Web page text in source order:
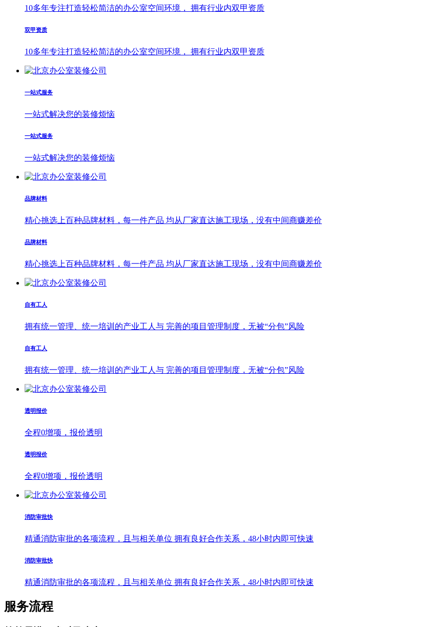
10多年专注打造轻松简洁的办公室空间环境， 拥有行业内双甲资质
双甲资质
10多年专注打造轻松简洁的办公室空间环境， 拥有行业内双甲资质
一站式服务
一站式解决您的装修烦恼
一站式服务
一站式解决您的装修烦恼
品牌材料
精心挑选上百种品牌材料，每一件产品 均从厂家直达施工现场，没有中间商赚差价
品牌材料
精心挑选上百种品牌材料，每一件产品 均从厂家直达施工现场，没有中间商赚差价
自有工人
拥有统一管理、统一培训的产业工人与 完善的项目管理制度，无被“分包”风险
自有工人
拥有统一管理、统一培训的产业工人与 完善的项目管理制度，无被“分包”风险
透明报价
全程0增项，报价透明
透明报价
全程0增项，报价透明
消防审批快
精通消防审批的各项流程，且与相关单位 拥有良好合作关系，48小时内即可快速
消防审批快
精通消防审批的各项流程，且与相关单位 拥有良好合作关系，48小时内即可快速
服务流程